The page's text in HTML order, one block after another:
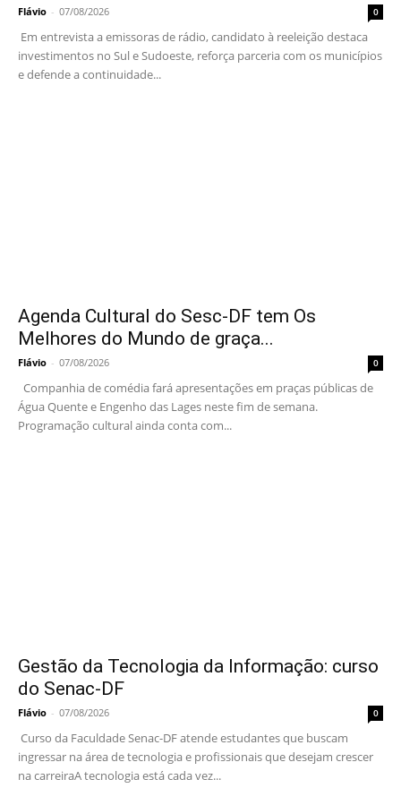
Flávio - 07/08/2026 0
Em entrevista a emissoras de rádio, candidato à reeleição destaca
investimentos no Sul e Sudoeste, reforça parceria com os municípios
e defende a continuidade...
Agenda Cultural do Sesc-DF tem Os
Melhores do Mundo de graça...
Flávio - 07/08/2026 0
Companhia de comédia fará apresentações em praças públicas de
Água Quente e Engenho das Lages neste fim de semana.
Programação cultural ainda conta com...
Gestão da Tecnologia da Informação: curso
do Senac-DF
Flávio - 07/08/2026 0
Curso da Faculdade Senac-DF atende estudantes que buscam
ingressar na área de tecnologia e profissionais que desejam crescer
na carreiraA tecnologia está cada vez...